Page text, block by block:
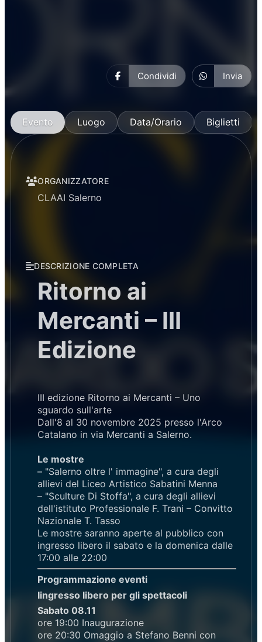
Condividi Invia
Evento Luogo Data/Orario Biglietti
ORGANIZZATORE
CLAAI Salerno
DESCRIZIONE COMPLETA
Ritorno ai
Mercanti – III
Edizione
III edizione Ritorno ai Mercanti – Uno
sguardo sull'arte
Dall'8 al 30 novembre 2025 presso l'Arco
Catalano in via Mercanti a Salerno.
Le mostre
– "Salerno oltre l' immagine", a cura degli
allievi del Liceo Artistico Sabatini Menna
– "Sculture Di Stoffa", a cura degli allievi
dell'istituto Professionale F. Trani – Convitto
Nazionale T. Tasso
Le mostre saranno aperte al pubblico con
ingresso libero il sabato e la domenica dalle
17:00 alle 22:00
Programmazione eventi
Iingresso libero per gli spettacoli
Sabato 08.11
ore 19:00 Inaugurazione
ore 20:30 Omaggio a Stefano Benni con